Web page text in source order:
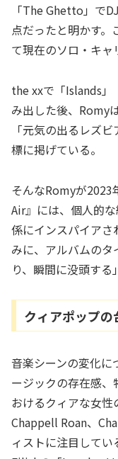
「The Ghetto」で
点だったと明かす
て現在のソロ・キャ
the xxで「Islands
み出した後、Romy
「元気の出るレズ
標に掲げている。
そんなRomyが2023
Air』には、個人的
係にインスパイア
みに、アルバムの
り、瞬間に没頭する
クィアポップの
音楽シーンの変化に
ージックの存在感
おけるクィアな女性
Chappell Roan、
ィストに注目して